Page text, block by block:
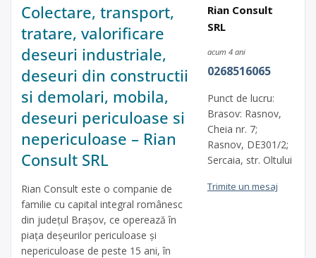
Colectare, transport,
tratare, valorificare
deseuri industriale,
deseuri din constructii
si demolari, mobila,
deseuri periculoase si
nepericuloase – Rian
Consult SRL
Rian Consult este o companie de
familie cu capital integral românesc
din județul Braşov, ce operează în
piaţa deşeurilor periculoase şi
nepericuloase de peste 15 ani, în
Rian Consult
SRL
acum 4 ani
0268516065
Punct de lucru:
Brasov: Rasnov,
Cheia nr. 7;
Rasnov, DE301/2;
Sercaia, str. Oltului
Trimite un mesaj